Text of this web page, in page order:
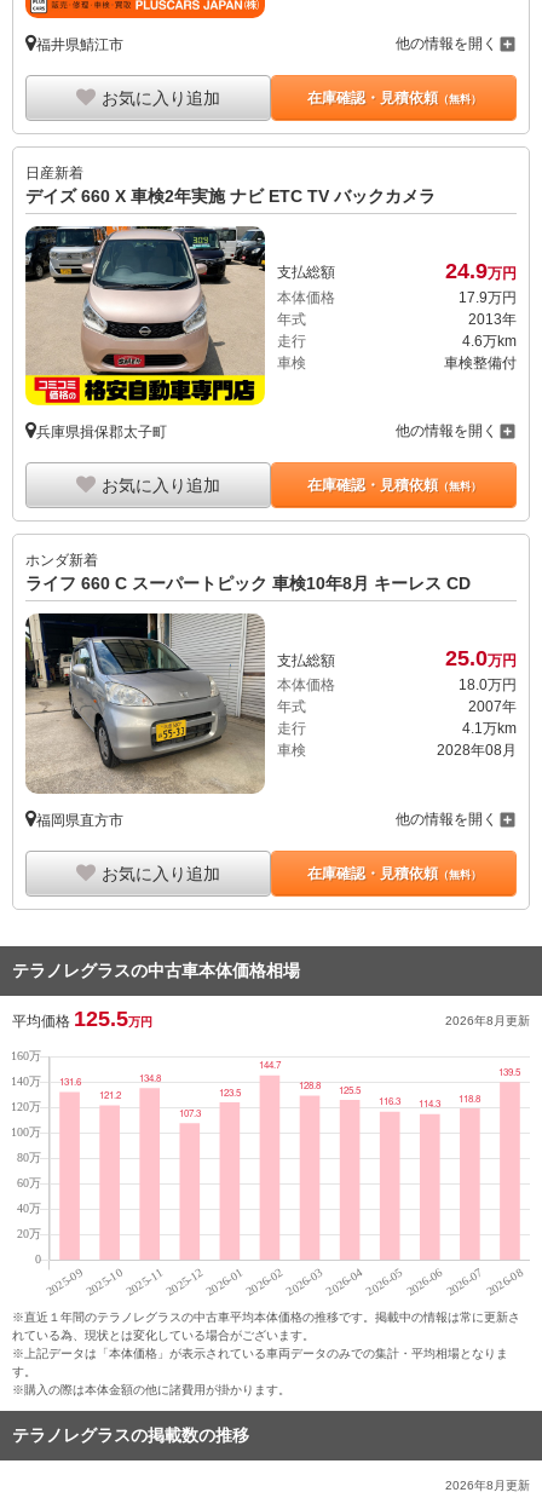
福井県鯖江市 他の情報を開く
お気に入り追加 在庫確認・見積依頼（無料）
日産新着
デイズ 660 X 車検2年実施 ナビ ETC TV バックカメラ
支払総額 24.9万円
本体価格
17. 9万円
年式
2013年
走行
4.6万km
車検
車検整備付
兵庫県揖保郡太子町 他の情報を開く
お気に入り追加 在庫確認・見積依頼（無料）
ホンダ新着
ライフ 660 C スーパートピック 車検10年8月 キーレス CD
支払総額 25.0万円
本体価格
18.0万円
年式
2007年
走行
4.1万km
車検
2028年08月
福岡県直方市 他の情報を開く
お気に入り追加 在庫確認・見積依頼（無料）
テラノレグラスの中古車本体価格相場
平均価格 125.5万円 2026年8月更新
※直近１年間のテラノレグラスの中古車平均本体価格の推移です。掲載中の情報は常に更新さ
れている為、現状とは変化している場合がございます。
※上記データは「本体価格」が表示されている車両データのみでの集計・平均相場となりま
す。
※購入の際は本体金額の他に諸費用が掛かります。
テラノレグラスの掲載数の推移
2026年8月更新